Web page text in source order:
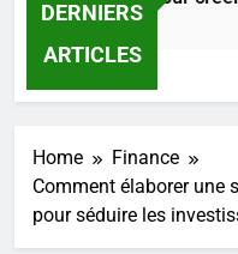
DERNIERS
ARTICLES
Ago
Home
Finance
Comment élaborer une
pour séduire les